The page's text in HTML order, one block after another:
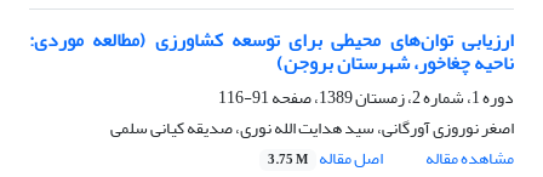
ارزیابی توان‌های محیطی برای توسعه کشاورزی (مطالعه موردی:
ناحیه چغاخور، شهرستان بروجن)
دوره 1، شماره 2، زمستان 1389، صفحه
91-116
اصغر نوروزی آورگانی، سید هدایت الله نوری، صدیقه کیانی سلمی
مشاهده مقاله
اصل مقاله 3.75 M